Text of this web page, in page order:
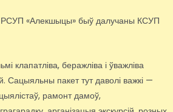
РСУП «Алекшыцы» быў далучаны КСУП
клапатліва, беражліва і ўважліва
Сацыяльны пакет тут даволі важкі —
рамонт дамоў,